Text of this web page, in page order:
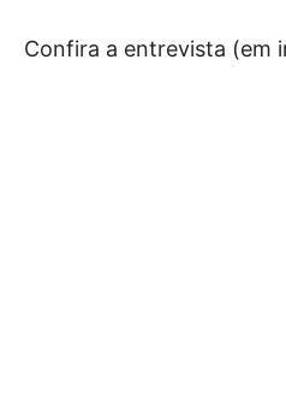
Confira a entrevista (em